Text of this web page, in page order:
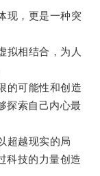
，更是一种突
相结合，为人
可能性和创造
探索自己内心最
越现实的局
科技的力量创造